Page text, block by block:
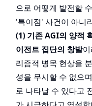
으로 어떻게 발전할
'특이점' 사건이 아니
(1) 기존 AGI의 양적
이전트 집단의 창발
리즘적 병목 현상을
성을 무시할 수 없으
로 나타날 수 있다고